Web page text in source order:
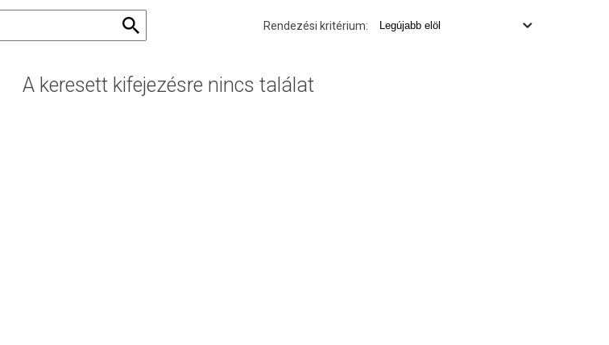
Rendezési kritérium:
A keresett kifejezésre nincs találat